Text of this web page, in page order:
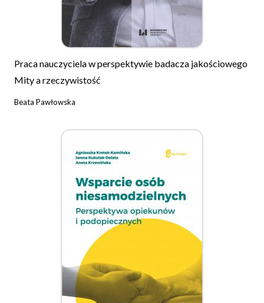
Praca nauczyciela w perspektywie badacza jakościowego
Mity a rzeczywistość
Beata Pawłowska